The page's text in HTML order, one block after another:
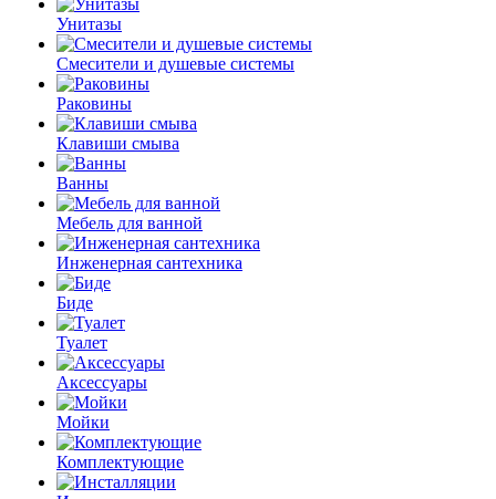
Унитазы
Смесители и душевые системы
Раковины
Клавиши смыва
Ванны
Мебель для ванной
Инженерная сантехника
Биде
Туалет
Аксессуары
Мойки
Комплектующие